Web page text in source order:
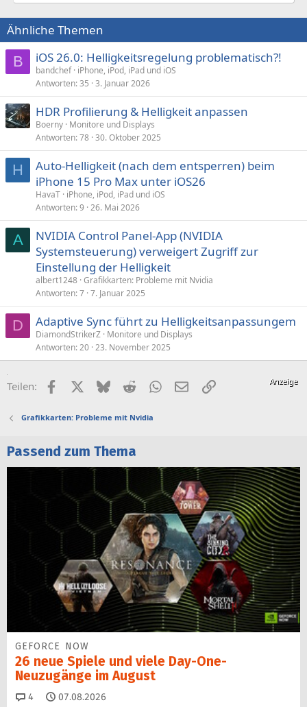
Ähnliche Themen
B iOS 26.0: Helligkeitsregelung problematisch?!
bandchef iPhone, iPod, iPad und iOS
Antworten 35 3. Januar 2026
HDR Profilierung & Helligkeit anpassen
Boerny Monitore und Displays
Antworten 78 30. Oktober 2025
H
Auto-Helligkeit (nach dem entsperren) beim
iPhone 15 Pro Max unter iOS26
HavaT iPhone, iPod, iPad und iOS
Antworten 9 26. Mai 2026
A
NVIDIA Control Panel-App (NVIDIA
Systemsteuerung) verweigert Zugriff zur
Einstellung der Helligkeit
albert1248 Grafikkarten: Probleme mit Nvidia
Antworten 7 7. Januar 2025
D Adaptive Sync führt zu Helligkeitsanpassungem
DiamondStrikerZ Monitore und Displays
Antworten 20 23. November 2025
Teilen: FacebookX (Twitter)
BlueskyRedditWhatsApp
E-MailLink
Grafikkarten: Probleme mit Nvidia
Passend zum Thema
GEFORCE NOW
26 neue Spiele und viele Day-One-
Neuzugänge im August
4 Kommentare
07.08.2026